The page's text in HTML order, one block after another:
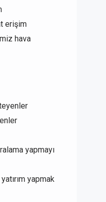
erişim
hava
yapmayı
yapmak